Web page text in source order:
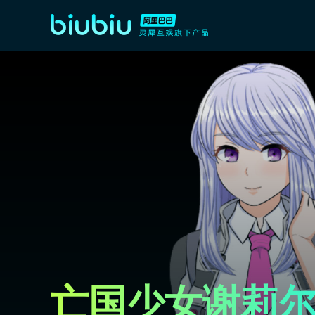
亡国少女谢莉